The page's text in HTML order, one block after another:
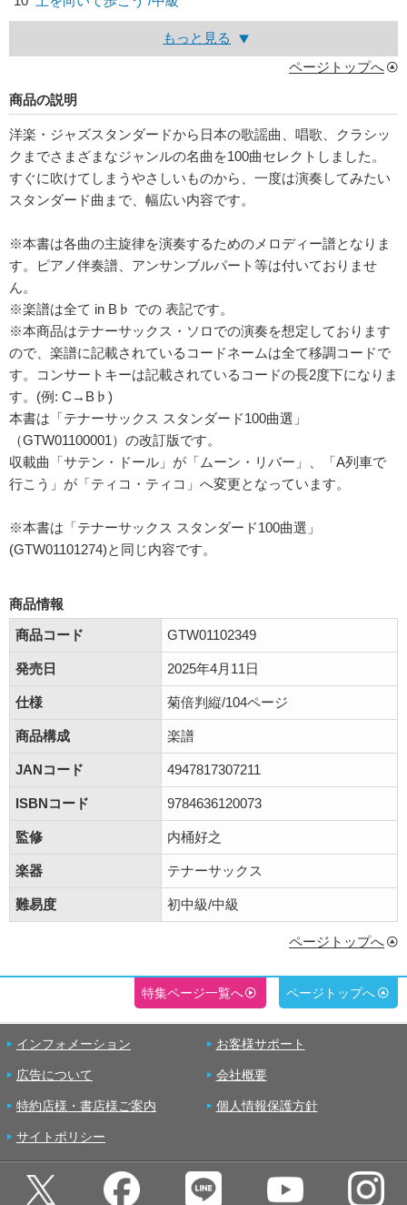
もっと見る
ページトップへ
商品の説明
洋楽・ジャズスタンダードから日本の歌謡曲、唱歌、クラシッ
クまでさまざまなジャンルの名曲を100曲セレクトしました。
すぐに吹けてしまうやさしいものから、一度は演奏してみたい
スタンダード曲まで、幅広い内容です。
※本書は各曲の主旋律を演奏するためのメロディー譜となりま
す。ピアノ伴奏譜、アンサンブルパート等は付いておりませ
ん。
※楽譜は全て in B♭ での 表記です。
※本商品はテナーサックス・ソロでの演奏を想定しております
ので、楽譜に記載されているコードネームは全て移調コードで
す。コンサートキーは記載されているコードの長2度下になりま
す。(例: C→B♭)
本書は「テナーサックス スタンダード100曲選」
（GTW01100001）の改訂版です。
収載曲「サテン・ドール」が「ムーン・リバー」、「A列車で
行こう」が「ティコ・ティコ」へ変更となっています。
※本書は「テナーサックス スタンダード100曲選」
(GTW01101274)と同じ内容です。
商品情報
商品コード
GTW01102349
発売日 2025年4月11日
仕様 菊倍判縦/104ページ
商品構成 楽譜
JANコード 4947817307211
ISBNコード 9784636120073
監修 内桶好之
楽器 テナーサックス
難易度 初中級/中級
ページトップへ
特集ページ一覧へ ページトップへ
インフォメーション お客様サポート
広告について 会社概要
特約店様・書店様ご案内 個人情報保護方針
サイトポリシー